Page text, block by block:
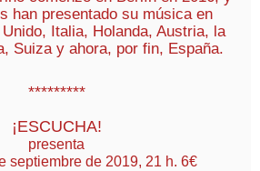
han presentado su música en
Italia, Holanda, Austria, la
Suiza y ahora, por fin, España.
*********
¡ESCUCHA!
presenta
septiembre de 2019, 21 h. 6€